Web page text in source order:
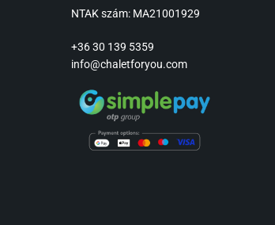
NTAK szám: MA21001929
+36 30 139 5359
info@chaletforyou.com